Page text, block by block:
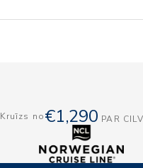
Kruīzs no€1,290 PAR